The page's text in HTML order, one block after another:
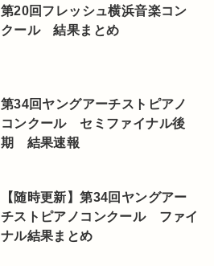
第20回フレッシュ横浜音楽コン
クール 結果まとめ
第34回ヤングアーチストピアノ
コンクール セミファイナル後
期 結果速報
【随時更新】第34回ヤングアー
チストピアノコンクール ファイ
ナル結果まとめ